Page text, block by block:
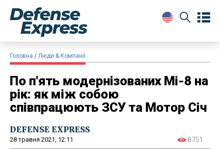
Головна Люди & Компанії
По п'ять модернізованих Мі-8 на
рік: як між собою
співпрацюють ЗСУ та Мотор Січ
DEFENSE EXPRESS
28 травня 2021, 12:11 8751